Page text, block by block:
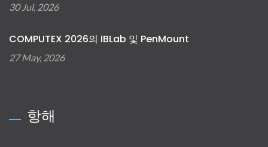
30 Jul, 2026
COMPUTEX 2026의 IBLab 및 PenMount
27 May, 2026
항해